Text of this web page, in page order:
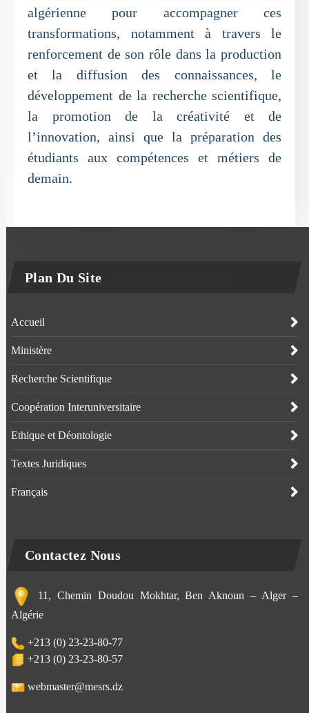
algérienne pour accompagner ces
transformations, notamment à travers le
renforcement de son rôle dans la production
et la diffusion des connaissances, le
développement de la recherche scientifique,
la promotion de la créativité et de
l’innovation, ainsi que la préparation des
étudiants aux compétences et métiers de
demain.
Plan Du Site
Accueil
Ministère
Recherche Scientifique
Coopération Interuniversitaire
Ethique et Déontologie
Textes Juridiques
Français
Contactez Nous
11, Chemin Doudou Mokhtar, Ben Aknoun – Alger –
Algérie
+213 (0) 23-23-80-77
+213 (0) 23-23-80-57
webmaster@mesrs.dz